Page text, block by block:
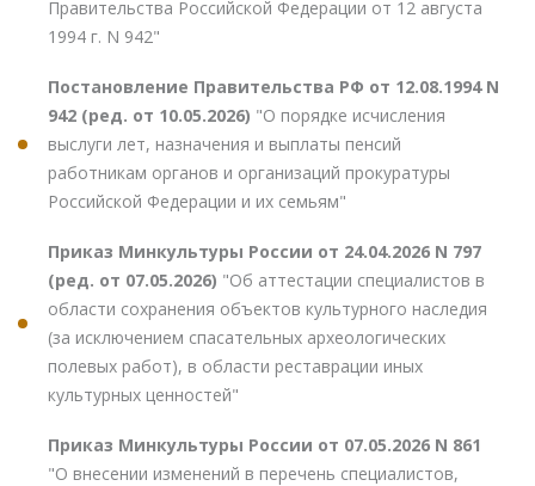
Правительства Российской Федерации от 12 августа
1994 г. N 942"
Постановление Правительства РФ от 12.08.1994 N
942 (ред. от 10.05.2026) "О порядке исчисления
выслуги лет, назначения и выплаты пенсий
работникам органов и организаций прокуратуры
Российской Федерации и их семьям"
Приказ Минкультуры России от 24.04.2026 N 797
(ред. от 07.05.2026) "Об аттестации специалистов в
области сохранения объектов культурного наследия
(за исключением спасательных археологических
полевых работ), в области реставрации иных
культурных ценностей"
Приказ Минкультуры России от 07.05.2026 N 861
"О внесении изменений в перечень специалистов,